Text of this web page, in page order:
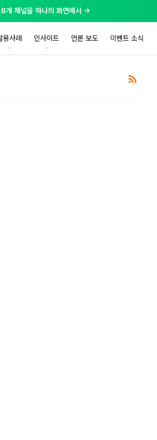
개 채널을 하나의 화면에서 →
용사례 인사이트 언론 보도 이벤트 소식